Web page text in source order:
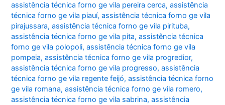
assistência técnica forno ge vila pereira cerca,assistência
técnica forno ge vila piauí,assistência técnica forno ge vila
pirajussara,assistência técnica forno ge vila pirituba,
assistência técnica forno ge vila pita,assistência técnica
forno ge vila polopoli,assistência técnica forno ge vila
pompeia,assistência técnica forno ge vila progredior,
assistência técnica forno ge vila progresso,assistência
técnica forno ge vila regente feijó,assistência técnica forno
ge vila romana,assistência técnica forno ge vila romero,
assistência técnica forno ge vila sabrina,assistência